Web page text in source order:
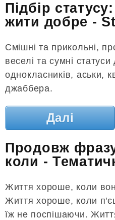
Підбір
жити добре -
Смішні та прикольні,
веселі та сумні статуси
однокласників, аськи,
джаббера.
Далі
Продовж
коли -
Життя хороше, коли
Життя хороше, коли
їж не поспішаючи.